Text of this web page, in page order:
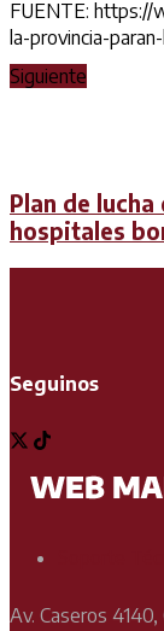
FUENTE: https://
la-provincia-
Siguiente
Plan de lucha
hospitales
Seguinos
Av. Caseros